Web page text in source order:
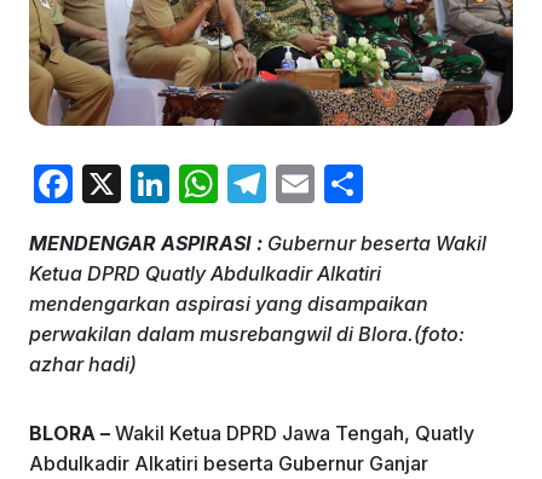
F
c
e
b
o
o
k
X
Li
k
e
dI
W
at
s
A
p
T
e
gr
a
E
ai
l
ar
e
MENDENGAR ASPIRASI : Gubernur beserta Wakil
Ketua DPRD Quatly Abdulkadir Alkatiri
mendengarkan aspirasi yang disampaikan
perwakilan dalam musrebangwil di Blora.(foto:
azhar hadi)
BLORA – Wakil Ketua DPRD Jawa Tengah, Quatly
Abdulkadir Alkatiri beserta Gubernur Ganjar